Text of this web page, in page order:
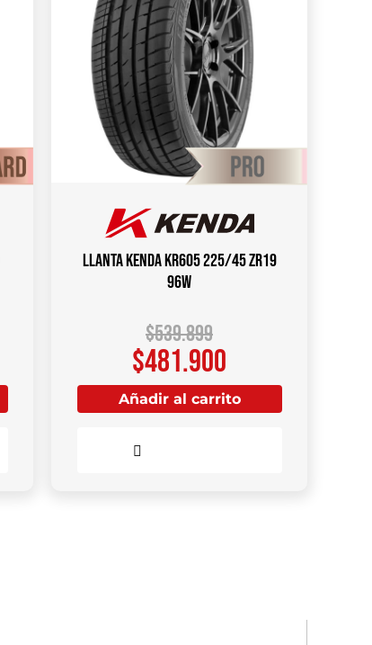
Llanta KENDA KR605 225/45 ZR19
96W
$539.899
$481.900
Añadir al carrito